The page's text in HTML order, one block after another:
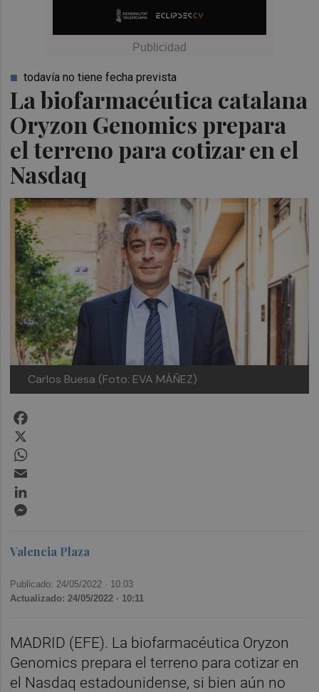
La biofarmacéutica catalana
Oryzon Genomics prepara
el terreno para cotizar en el
Nasdaq
todavía no tiene fecha prevista
Carlos Buesa (Foto: EVA MÁÑEZ)
Valencia Plaza
Publicado: 24/05/2022 · 10:03
Actualizado: 24/05/2022 · 10:11
MADRID (EFE). La biofarmacéutica Oryzon
Genomics prepara el terreno para cotizar en
el Nasdaq estadounidense, si bien aún no